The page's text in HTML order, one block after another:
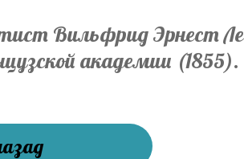
Вильфрид Эрнест
академии (1855).